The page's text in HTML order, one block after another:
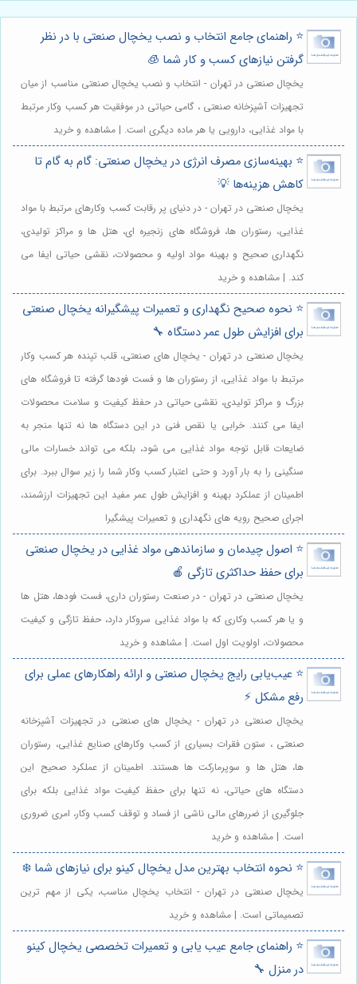
⭐️ راهنمای جامع انتخاب و نصب یخچال صنعتی با در نظر
گرفتن نیازهای کسب و کار شما 🧊
یخچال صنعتی در تهران - انتخاب و نصب یخچال صنعتی مناسب از میان
تجهیزات آشپزخانه صنعتی ، گامی حیاتی در موفقیت هر کسب وکار مرتبط
با مواد غذایی، دارویی یا هر ماده دیگری است. | مشاهده و خرید
⭐️ بهینه‌سازی مصرف انرژی در یخچال صنعتی: گام به گام تا
کاهش هزینه‌ها 💡
یخچال صنعتی در تهران - در دنیای پر رقابت کسب وکارهای مرتبط با مواد
غذایی، رستوران ها، فروشگاه های زنجیره ای، هتل ها و مراکز تولیدی،
نگهداری صحیح و بهینه مواد اولیه و محصولات، نقشی حیاتی ایفا می
کند. | مشاهده و خرید
⭐️ نحوه صحیح نگهداری و تعمیرات پیشگیرانه یخچال صنعتی
برای افزایش طول عمر دستگاه 🔧
یخچال صنعتی در تهران - یخچال های صنعتی، قلب تپنده هر کسب وکار
مرتبط با مواد غذایی، از رستوران ها و فست فودها گرفته تا فروشگاه های
بزرگ و مراکز تولیدی، نقشی حیاتی در حفظ کیفیت و سلامت محصولات
ایفا می کنند. خرابی یا نقص فنی در این دستگاه ها نه تنها منجر به
ضایعات قابل توجه مواد غذایی می شود، بلکه می تواند خسارات مالی
سنگینی را به بار آورد و حتی اعتبار کسب وکار شما را زیر سوال ببرد. برای
اطمینان از عملکرد بهینه و افزایش طول عمر مفید این تجهیزات ارزشمند،
اجرای صحیح رویه های نگهداری و تعمیرات پیشگیرا
⭐️ اصول چیدمان و سازماندهی مواد غذایی در یخچال صنعتی
برای حفظ حداکثری تازگی 🍎
یخچال صنعتی در تهران - در صنعت رستوران داری، فست فودها، هتل ها
و یا هر کسب وکاری که با مواد غذایی سروکار دارد، حفظ تازگی و کیفیت
محصولات، اولویت اول است. | مشاهده و خرید
⭐️ عیب‌یابی رایج یخچال صنعتی و ارائه راهکارهای عملی برای
رفع مشکل ⚡️
یخچال صنعتی در تهران - یخچال های صنعتی در تجهیزات آشپزخانه
صنعتی ، ستون فقرات بسیاری از کسب وکارهای صنایع غذایی، رستوران
ها، هتل ها و سوپرمارکت ها هستند. اطمینان از عملکرد صحیح این
دستگاه های حیاتی، نه تنها برای حفظ کیفیت مواد غذایی بلکه برای
جلوگیری از ضررهای مالی ناشی از فساد و توقف کسب وکار، امری ضروری
است. | مشاهده و خرید
⭐️ نحوه انتخاب بهترین مدل یخچال کینو برای نیازهای شما ❄️
یخچال صنعتی در تهران - انتخاب یخچال مناسب، یکی از مهم ترین
تصمیماتی است. | مشاهده و خرید
⭐️ راهنمای جامع عیب یابی و تعمیرات تخصصی یخچال کینو
در منزل 🔧